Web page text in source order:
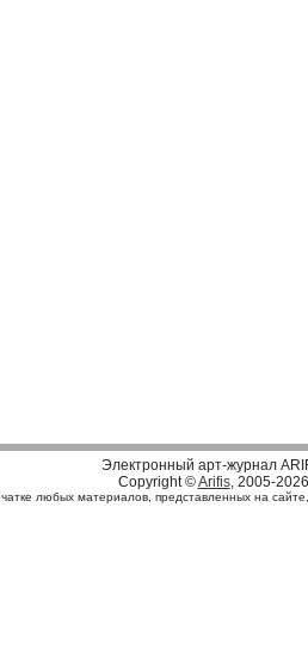
Электронный арт-журнал
Copyright ©Arifis, 2005-2026
любых материалов, представленных на